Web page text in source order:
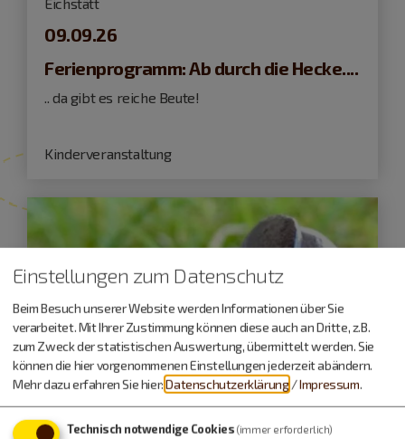
09.09.26
Ferienprogramm: Ab durch die Hecke....
.. da gibt es reiche Beute!
Kinderveranstaltung
Einstellungen zum Datenschutz
Beim Besuch unserer Website werden Informationen über Sie
verarbeitet. Mit Ihrer Zustimmung können diese auch an Dritte, z.B.
zum Zweck der statistischen Auswertung, übermittelt werden. Sie
können die hier vorgenommenen Einstellungen jederzeit abändern.
Mehr dazu erfahren Sie hier:Datenschutzerklärung /Impressum.
Technisch notwendige Cookies (immer erforderlich)